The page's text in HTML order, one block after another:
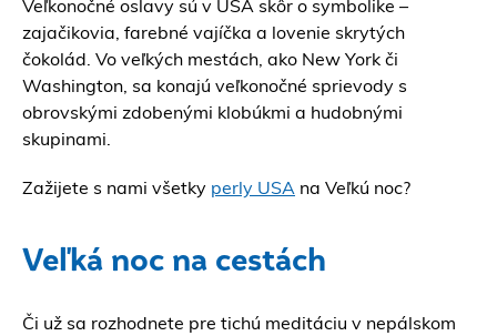
Veľkonočné oslavy sú v USA skôr o symbolike –
zajačikovia, farebné vajíčka a lovenie skrytých
čokolád. Vo veľkých mestách, ako New York či
Washington, sa konajú veľkonočné sprievody s
obrovskými zdobenými klobúkmi a hudobnými
skupinami.
Zažijete s nami všetky perly USA na Veľkú noc?
Veľká noc na cestách
Či už sa rozhodnete pre tichú meditáciu v nepálskom